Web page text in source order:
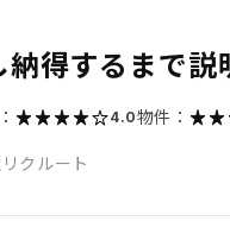
得するまで説
4.0物件：
クルート